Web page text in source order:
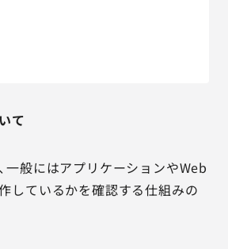
て
一般にはアプリケーションやWeb
しているかを確認する仕組みの